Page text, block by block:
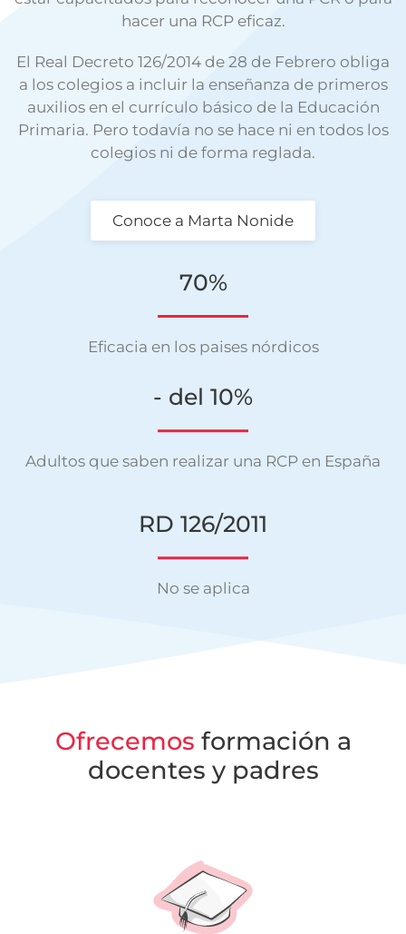
hacer una RCP eficaz.
El Real Decreto 126/2014 de 28 de Febrero obliga
a los colegios a incluir la enseñanza de primeros
auxilios en el currículo básico de la Educación
Primaria. Pero todavía no se hace ni en todos los
colegios ni de forma reglada.
Conoce a Marta Nonide
70%
Eficacia en los paises nórdicos
- del 10%
Adultos que saben realizar una RCP en España
RD 126/2011
No se aplica
Ofrecemos formación a
docentes y padres